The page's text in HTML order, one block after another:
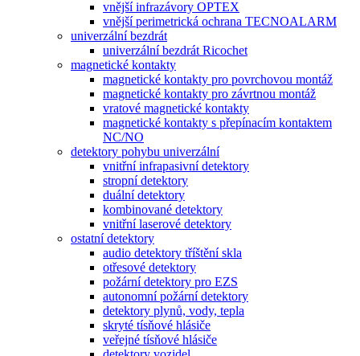
vnější infrazávory OPTEX
vnější perimetrická ochrana TECNOALARM
univerzální bezdrát
univerzální bezdrát Ricochet
magnetické kontakty
magnetické kontakty pro povrchovou montáž
magnetické kontakty pro závrtnou montáž
vratové magnetické kontakty
magnetické kontakty s přepínacím kontaktem
NC/NO
detektory pohybu univerzální
vnitřní infrapasivní detektory
stropní detektory
duální detektory
kombinované detektory
vnitřní laserové detektory
ostatní detektory
audio detektory tříštění skla
otřesové detektory
požární detektory pro EZS
autonomní požární detektory
detektory plynů, vody, tepla
skryté tísňové hlásiče
veřejné tísňové hlásiče